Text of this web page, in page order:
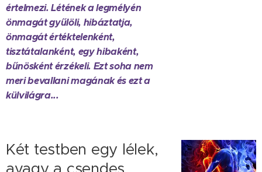
értelmezi. Létének a legmélyén
önmagát gyűlöli, hibáztatja,
önmagát értéktelenként,
tisztátalanként, egy hibaként,
bűnösként érzékeli. Ezt soha nem
meri bevallani magának és ezt a
külvilágra...
Két testben egy lélek,